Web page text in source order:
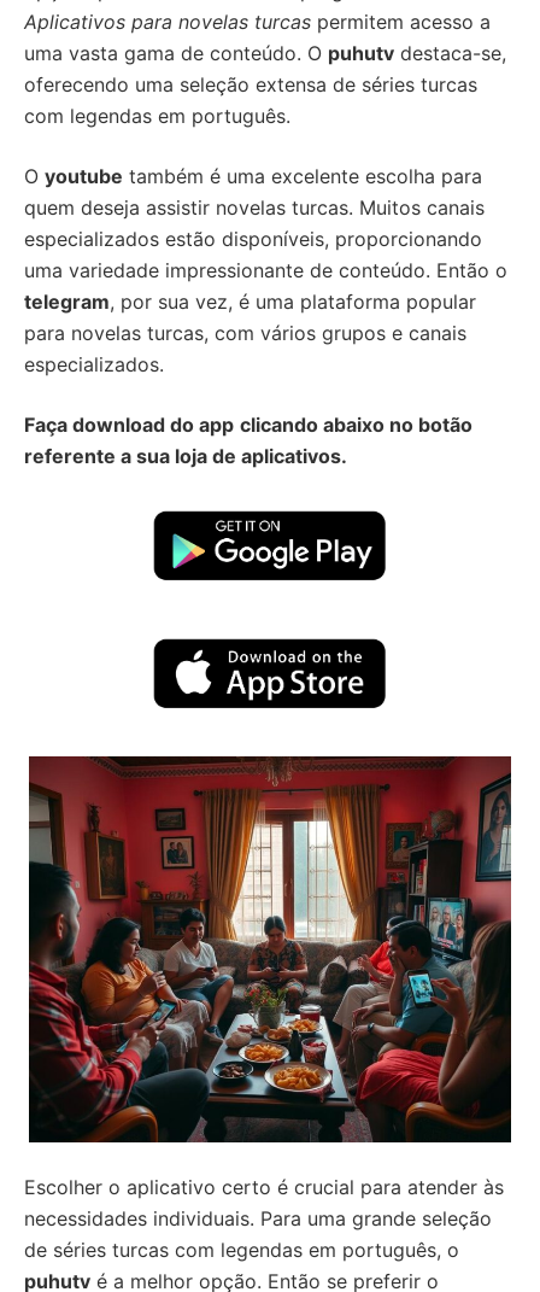
Aplicativos para novelas turcas permitem acesso a
uma vasta gama de conteúdo. O puhutv destaca-se,
oferecendo uma seleção extensa de séries turcas
com legendas em português.
O youtube também é uma excelente escolha para
quem deseja assistir novelas turcas. Muitos canais
especializados estão disponíveis, proporcionando
uma variedade impressionante de conteúdo. Então o
telegram, por sua vez, é uma plataforma popular
para novelas turcas, com vários grupos e canais
especializados.
Faça download do app clicando abaixo no botão
referente a sua loja de aplicativos.
Escolher o aplicativo certo é crucial para atender às
necessidades individuais. Para uma grande seleção
de séries turcas com legendas em português, o
puhutv é a melhor opção. Então se preferir o